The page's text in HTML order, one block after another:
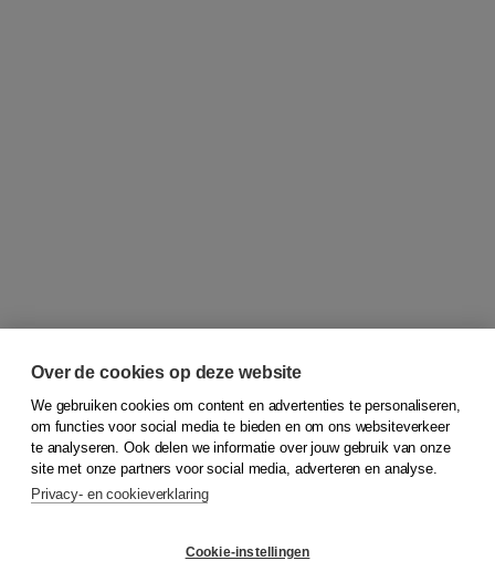
© 2026Koninklijke Boom uitgevers
Over de cookies op deze website
We gebruiken cookies om content en advertenties te personaliseren,
om functies voor social media te bieden en om ons websiteverkeer
te analyseren. Ook delen we informatie over jouw gebruik van onze
site met onze partners voor social media, adverteren en analyse.
Privacy- en cookieverklaring
Cookie-instellingen